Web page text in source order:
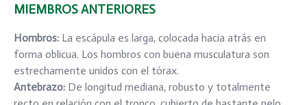
MIEMBROS ANTERIORES
Hombros: La escápula es larga, colocada hacia atrás en
forma oblicua. Los hombros con buena musculatura son
estrechamente unidos con el tórax.
Antebrazo: De longitud mediana, robusto y totalmente